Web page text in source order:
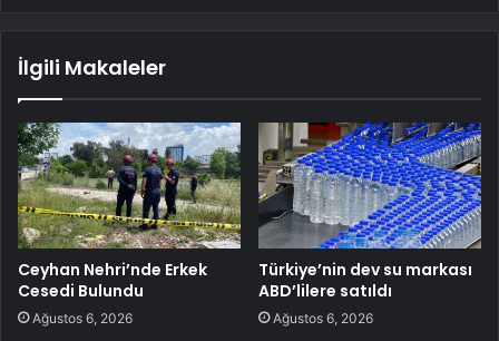
İlgili Makaleler
Ceyhan Nehri’nde Erkek
Cesedi Bulundu
Ağustos 6, 2026
Türkiye’nin dev su markası
ABD’lilere satıldı
Ağustos 6, 2026